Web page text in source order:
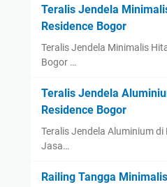
Teralis Jendela
Residence Bogor
Teralis Jendela Minimalis
Bogor …
Teralis Jendela
Residence Bogor
Teralis Jendela Aluminium
Jasa…
Railing Tangga